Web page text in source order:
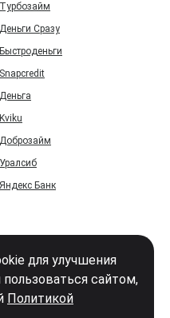
Турбозайм
Деньги Сразу
Быстроденьги
Snapcredit
Деньга
Kviku
Доброзайм
Уралсиб
Яндекс Банк
для улучшения
сайтом,
Политикой